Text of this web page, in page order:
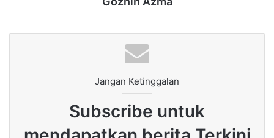
Jangan Ketinggalan
Subscribe untuk